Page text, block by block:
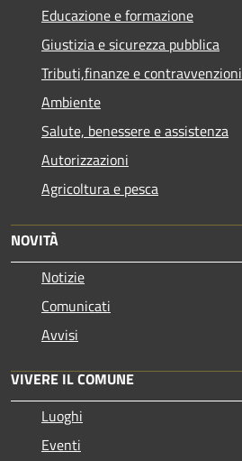
Educazione e formazione
Giustizia e sicurezza pubblica
Tributi,finanze e contravvenzioni
Ambiente
Salute, benessere e assistenza
Autorizzazioni
Agricoltura e pesca
NOVITÀ
Notizie
Comunicati
Avvisi
VIVERE IL COMUNE
Luoghi
Eventi